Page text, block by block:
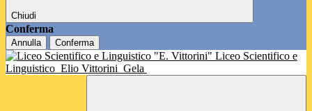
Chiudi
Conferma
Annulla Conferma
Liceo Scientifico e
Linguistico Elio Vittorini Gela